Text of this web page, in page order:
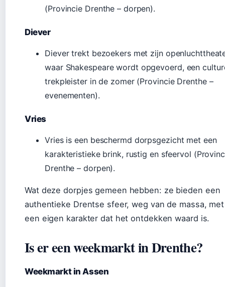
(Provincie Drenthe – dorpen).
Diever
Diever trekt bezoekers met zijn
waar Shakespeare wordt opgevoerd, een
trekpleister in de zomer (Provincie Drenthe –
evenementen).
Vries
Vries is een beschermd dorpsgezicht met een
karakteristieke brink, rustig en sfeervol
Drenthe – dorpen).
Wat deze dorpjes gemeen hebben: ze bieden een
authentieke Drentse sfeer, weg van de massa,
een eigen karakter dat het ontdekken waard is.
Is er een weekmarkt in Drenthe?
Weekmarkt in Assen